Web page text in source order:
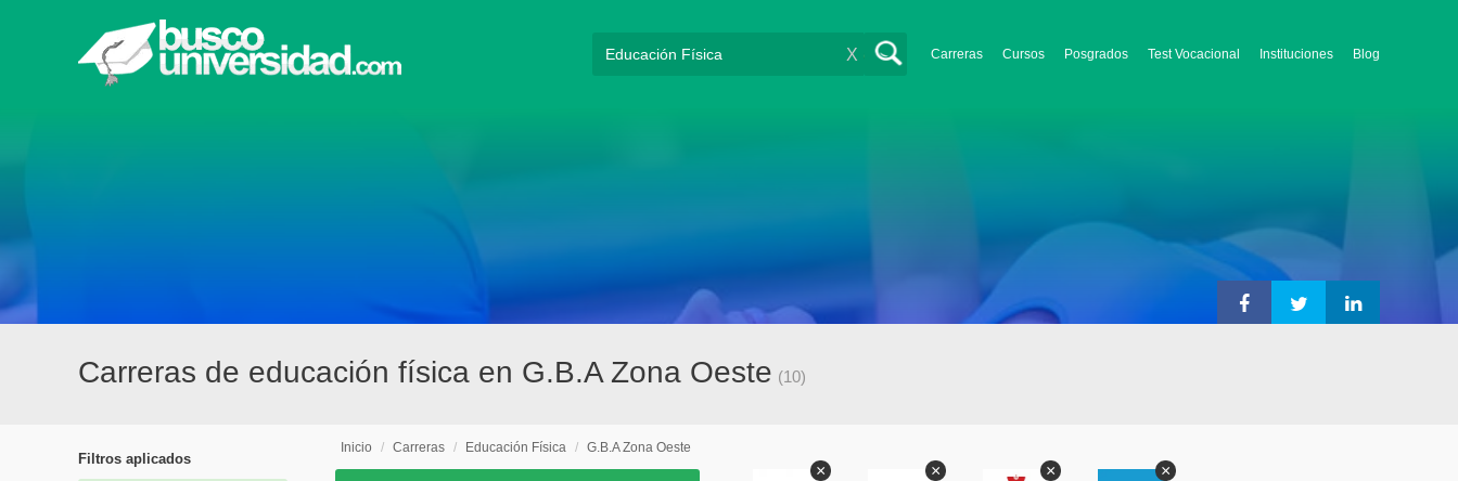
Carreras Cursos Posgrados Test Vocacional Instituciones Blog
X
Carreras de educación física en G.B.A Zona Oeste (10)
Filtros aplicados
Inicio / Carreras / Educación Física / G.B.A Zona Oeste
×
×
×
×